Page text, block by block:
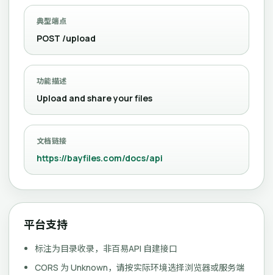
典型端点
POST /upload
功能描述
Upload and share your files
文档链接
https://bayfiles.com/docs/api
平台支持
标注为目录收录，非百易API 自建接口
CORS 为 Unknown，请按实际环境选择浏览器或服务端